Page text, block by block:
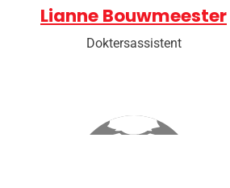
Lianne Bouwmeester
Doktersassistent